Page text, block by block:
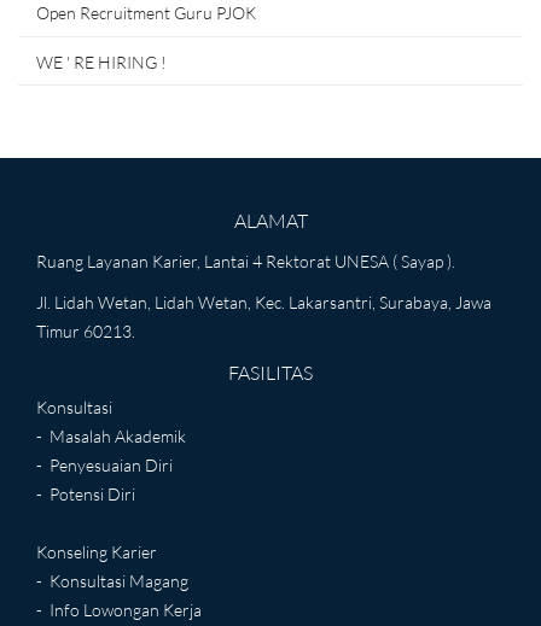
Open Recruitment Guru PJOK
WE ' RE HIRING !
ALAMAT
Ruang Layanan Karier, Lantai 4 Rektorat UNESA ( Sayap ).
Jl. Lidah Wetan, Lidah Wetan, Kec. Lakarsantri, Surabaya, Jawa
Timur 60213.
FASILITAS
Konsultasi
- Masalah Akademik
- Penyesuaian Diri
- Potensi Diri
Konseling Karier
- Konsultasi Magang
- Info Lowongan Kerja